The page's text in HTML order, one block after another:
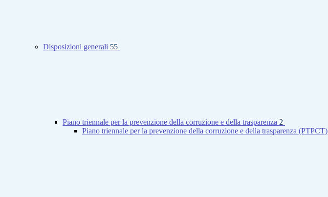
Disposizioni generali 55
Piano triennale per la prevenzione della corruzione e della trasparenza 2
Piano triennale per la prevenzione della corruzione e della trasparenza (PTPCT)